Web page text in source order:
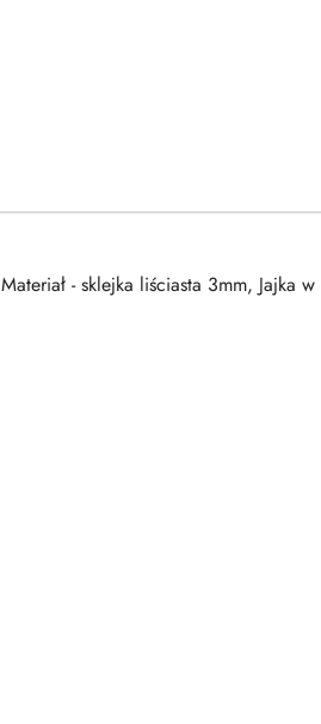
Materiał - sklejka liściasta 3mm, Jajka